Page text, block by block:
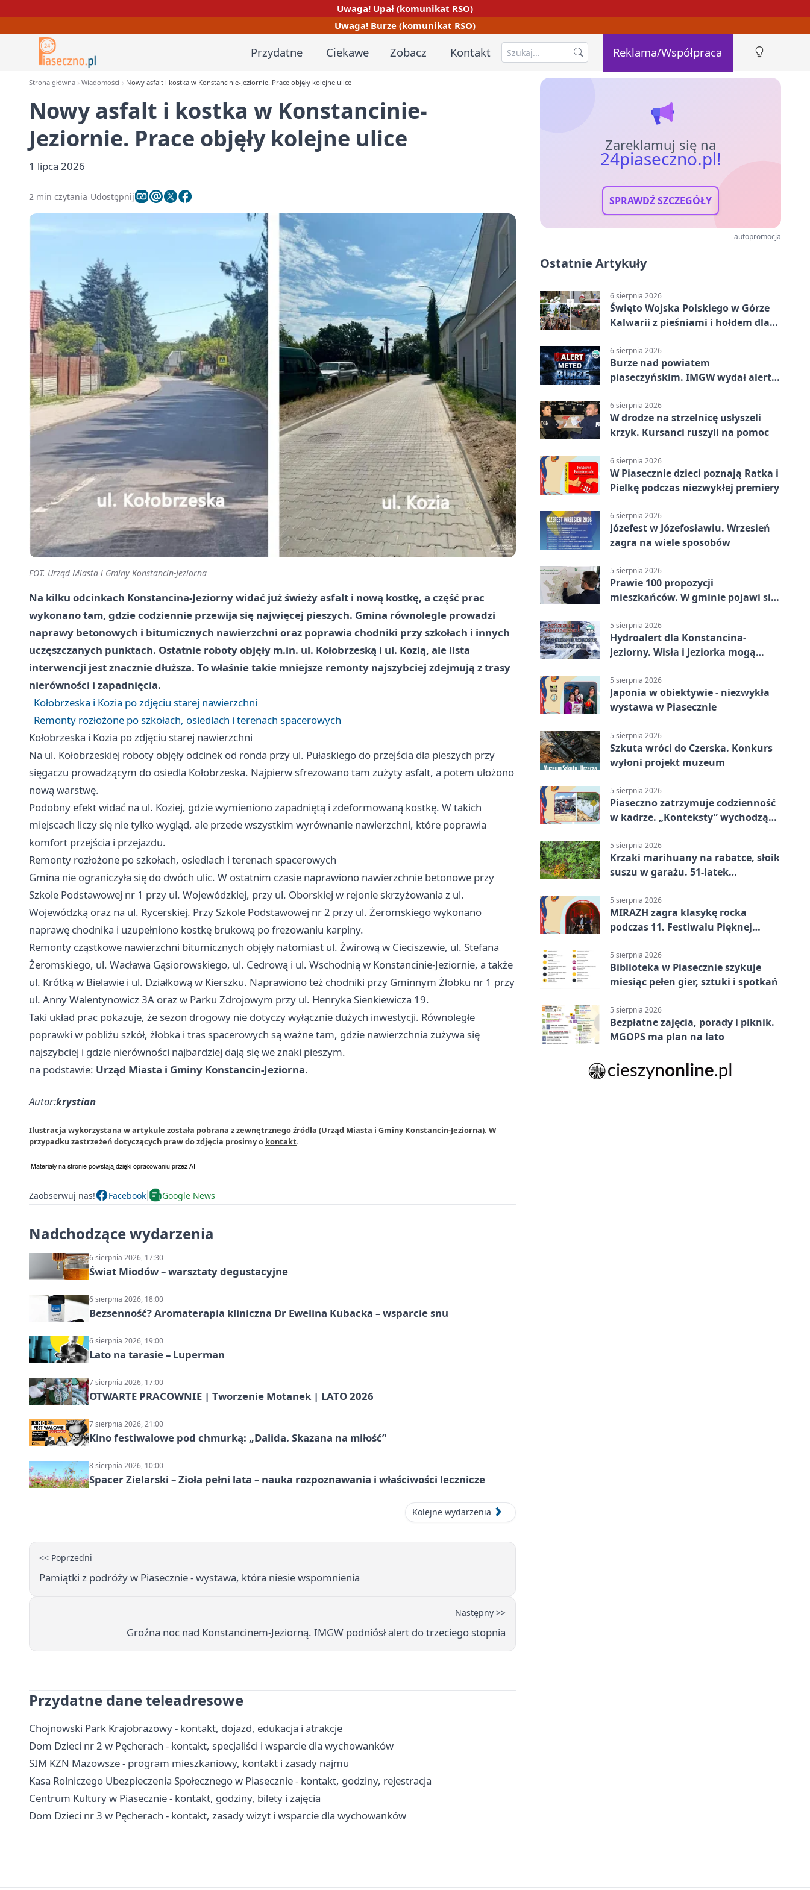
Uwaga! Upał (komunikat RSO)
Uwaga! Burze (komunikat RSO)
Przydatne Ciekawe Zobacz Kontakt Reklama/Współpraca
Strona główna Wiadomości Nowy asfalt i kostka w Konstancinie-Jeziornie. Prace objęły kolejne ulice
Nowy asfalt i kostka w Konstancinie-
Jeziornie. Prace objęły kolejne ulice
1 lipca 2026
2 min czytania Udostępnij
FOT. Urząd Miasta i Gminy Konstancin-Jeziorna
Na kilku odcinkach Konstancina-Jeziorny widać już świeży asfalt i nową kostkę, a część prac
wykonano tam, gdzie codziennie przewija się najwięcej pieszych. Gmina równolegle prowadzi
naprawy betonowych i bitumicznych nawierzchni oraz poprawia chodniki przy szkołach i innych
uczęszczanych punktach. Ostatnie roboty objęły m.in. ul. Kołobrzeską i ul. Kozią, ale lista
interwencji jest znacznie dłuższa. To właśnie takie mniejsze remonty najszybciej zdejmują z trasy
nierówności i zapadnięcia.
Kołobrzeska i Kozia po zdjęciu starej nawierzchni
Remonty rozłożone po szkołach, osiedlach i terenach spacerowych
Kołobrzeska i Kozia po zdjęciu starej nawierzchni
Na ul. Kołobrzeskiej roboty objęły odcinek od ronda przy ul. Pułaskiego do przejścia dla pieszych przy
sięgaczu prowadzącym do osiedla Kołobrzeska. Najpierw sfrezowano tam zużyty asfalt, a potem ułożono
nową warstwę.
Podobny efekt widać na ul. Koziej, gdzie wymieniono zapadniętą i zdeformowaną kostkę. W takich
miejscach liczy się nie tylko wygląd, ale przede wszystkim wyrównanie nawierzchni, które poprawia
komfort przejścia i przejazdu.
Remonty rozłożone po szkołach, osiedlach i terenach spacerowych
Gmina nie ograniczyła się do dwóch ulic. W ostatnim czasie naprawiono nawierzchnie betonowe przy
Szkole Podstawowej nr 1 przy ul. Wojewódzkiej, przy ul. Oborskiej w rejonie skrzyżowania z ul.
Wojewódzką oraz na ul. Rycerskiej. Przy Szkole Podstawowej nr 2 przy ul. Żeromskiego wykonano
naprawę chodnika i uzupełniono kostkę brukową po frezowaniu karpiny.
Remonty cząstkowe nawierzchni bitumicznych objęły natomiast ul. Żwirową w Cieciszewie, ul. Stefana
Żeromskiego, ul. Wacława Gąsiorowskiego, ul. Cedrową i ul. Wschodnią w Konstancinie-Jeziornie, a także
ul. Krótką w Bielawie i ul. Działkową w Kierszku. Naprawiono też chodniki przy Gminnym Żłobku nr 1 przy
ul. Anny Walentynowicz 3A oraz w Parku Zdrojowym przy ul. Henryka Sienkiewicza 19.
Taki układ prac pokazuje, że sezon drogowy nie dotyczy wyłącznie dużych inwestycji. Równoległe
poprawki w pobliżu szkół, żłobka i tras spacerowych są ważne tam, gdzie nawierzchnia zużywa się
najszybciej i gdzie nierówności najbardziej dają się we znaki pieszym.
na podstawie: Urząd Miasta i Gminy Konstancin-Jeziorna.
Autor:krystian
Ilustracja wykorzystana w artykule została pobrana z zewnętrznego źródła (Urząd Miasta i Gminy Konstancin-Jeziorna). W
przypadku zastrzeżeń dotyczących praw do zdjęcia prosimy o kontakt.
Zaobserwuj nas! Facebook Google News
Nadchodzące wydarzenia
6 sierpnia 2026, 17:30
Świat Miodów – warsztaty degustacyjne
6 sierpnia 2026, 18:00
Bezsenność? Aromaterapia kliniczna Dr Ewelina Kubacka – wsparcie snu
6 sierpnia 2026, 19:00
Lato na tarasie – Luperman
7 sierpnia 2026, 17:00
OTWARTE PRACOWNIE | Tworzenie Motanek | LATO 2026
7 sierpnia 2026, 21:00
Kino festiwalowe pod chmurką: „Dalida. Skazana na miłość”
8 sierpnia 2026, 10:00
Spacer Zielarski – Zioła pełni lata – nauka rozpoznawania i właściwości lecznicze
Kolejne wydarzenia
<< Poprzedni
Pamiątki z podróży w Piasecznie - wystawa, która niesie wspomnienia
Następny >>
Groźna noc nad Konstancinem-Jeziorną. IMGW podniósł alert do trzeciego stopnia
Przydatne dane teleadresowe
Chojnowski Park Krajobrazowy - kontakt, dojazd, edukacja i atrakcje
Dom Dzieci nr 2 w Pęcherach - kontakt, specjaliści i wsparcie dla wychowanków
SIM KZN Mazowsze - program mieszkaniowy, kontakt i zasady najmu
Kasa Rolniczego Ubezpieczenia Społecznego w Piasecznie - kontakt, godziny, rejestracja
Centrum Kultury w Piasecznie - kontakt, godziny, bilety i zajęcia
Dom Dzieci nr 3 w Pęcherach - kontakt, zasady wizyt i wsparcie dla wychowanków
Zareklamuj się na
24piaseczno.pl!
SPRAWDŹ SZCZEGÓŁY
autopromocja
Ostatnie Artykuły
6 sierpnia 2026
Święto Wojska Polskiego w Górze
Kalwarii z pieśniami i hołdem dla
6 sierpnia 2026
Burze nad powiatem
piaseczyńskim. IMGW wydał alert
6 sierpnia 2026
W drodze na strzelnicę usłyszeli
krzyk. Kursanci ruszyli na pomoc
6 sierpnia 2026
W Piasecznie dzieci poznają Ratka i
Pielkę podczas niezwykłej premiery
6 sierpnia 2026
Józefest w Józefosławiu. Wrzesień
zagra na wiele sposobów
5 sierpnia 2026
Prawie 100 propozycji
mieszkańców. W gminie pojawi się
5 sierpnia 2026
Hydroalert dla Konstancina-
Jeziorny. Wisła i Jeziorka mogą
5 sierpnia 2026
Japonia w obiektywie - niezwykła
wystawa w Piasecznie
5 sierpnia 2026
Szkuta wróci do Czerska. Konkurs
wyłoni projekt muzeum
5 sierpnia 2026
Piaseczno zatrzymuje codzienność
w kadrze. „Konteksty” wychodzą
5 sierpnia 2026
Krzaki marihuany na rabatce, słoik
suszu w garażu. 51-latek
5 sierpnia 2026
MIRAZH zagra klasykę rocka
podczas 11. Festiwalu Pięknej
5 sierpnia 2026
Biblioteka w Piasecznie szykuje
miesiąc pełen gier, sztuki i spotkań
5 sierpnia 2026
Bezpłatne zajęcia, porady i piknik.
MGOPS ma plan na lato